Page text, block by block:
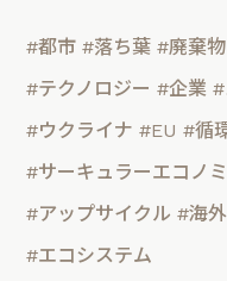
#都市 #落ち葉 #廃棄物
#テクノロジー #企業
#ウクライナ #EU #循
#サーキュラーエコノ
#アップサイクル #海外
#エコシステム